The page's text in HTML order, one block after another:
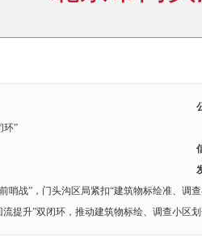
环”
哨战”，门头沟区局紧扣“建筑物标绘准、
提升”双闭环，推动建筑物标绘、调查小区划